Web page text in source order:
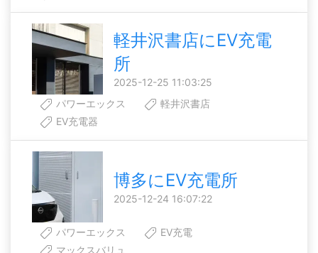
軽井沢書店にEV充電
所
2025-12-25 11:03:25
パワーエックス
軽井沢書店
EV充電器
博多にEV充電所
2025-12-24 16:07:22
パワーエックス
EV充電
マックスバリュ